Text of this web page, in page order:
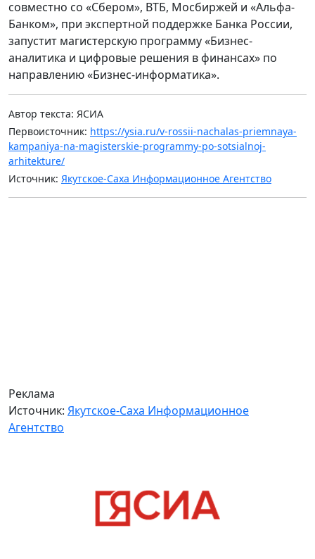
совместно со «Сбером», ВТБ, Мосбиржей и «Альфа-
Банком», при экспертной поддержке Банка России,
запустит магистерскую программу «Бизнес-
аналитика и цифровые решения в финансах» по
направлению «Бизнес-информатика».
Автор текста: ЯСИА
Первоисточник: https://ysia.ru/v-rossii-nachalas-priemnaya-
kampaniya-na-magisterskie-programmy-po-sotsialnoj-
arhitekture/
Источник: Якутское-Саха Информационное Агентство
Реклама
Источник: Якутское-Саха Информационное
Агентство